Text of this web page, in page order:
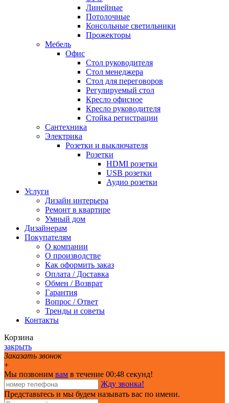
Линейные
Потолочные
Консольные светильники
Прожекторы
Мебель
Офис
Стол руководителя
Стол менеджера
Стол для переговоров
Регулируемый стол
Кресло офисное
Кресло руководителя
Стойка регистрации
Сантехника
Электрика
Розетки и выключателя
Розетки
HDMI розетки
USB розетки
Аудио розетки
Услуги
Дизайн интерьера
Ремонт в квартире
Умный дом
Дизайнерам
Покупателям
О компании
О производстве
Как оформить заказ
Оплата / Доставка
Обмен / Возврат
Гарантия
Вопрос / Ответ
Тренды и советы
Контакты
Корзина
закрыть
Заказать звонок
+
Мы позвоним вам в течение 00:48 секунд!
Жду звонка!
Представьтесь и мы будем называть вас по имени.